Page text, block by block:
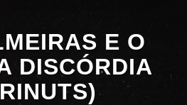
E O
DISCÓRDIA